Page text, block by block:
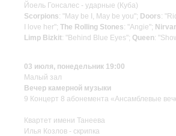
Йоель Гонсалес - ударные (Куба)
Scorpions: "May be I, May be you"; Doors:
I love her"; The Rolling Stones: "Angie";
Limp Bizkit: "Behind Blue Eyes"; Queen:
03 июля, понедельник 19:00
Малый зал
Вечер камерной музыки
9 Концерт 8 абонемента «Ансамблевые
Квартет имени Танеева
Илья Козлов - скрипка